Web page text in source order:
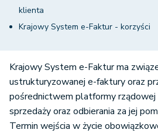
klienta
Krajowy System e-Faktur - korzyści
Krajowy System e-Faktur ma
ustrukturyzowanej e-faktury oraz
pośrednictwem platformy
sprzedaży oraz odbierania za jej
Termin wejścia w życie